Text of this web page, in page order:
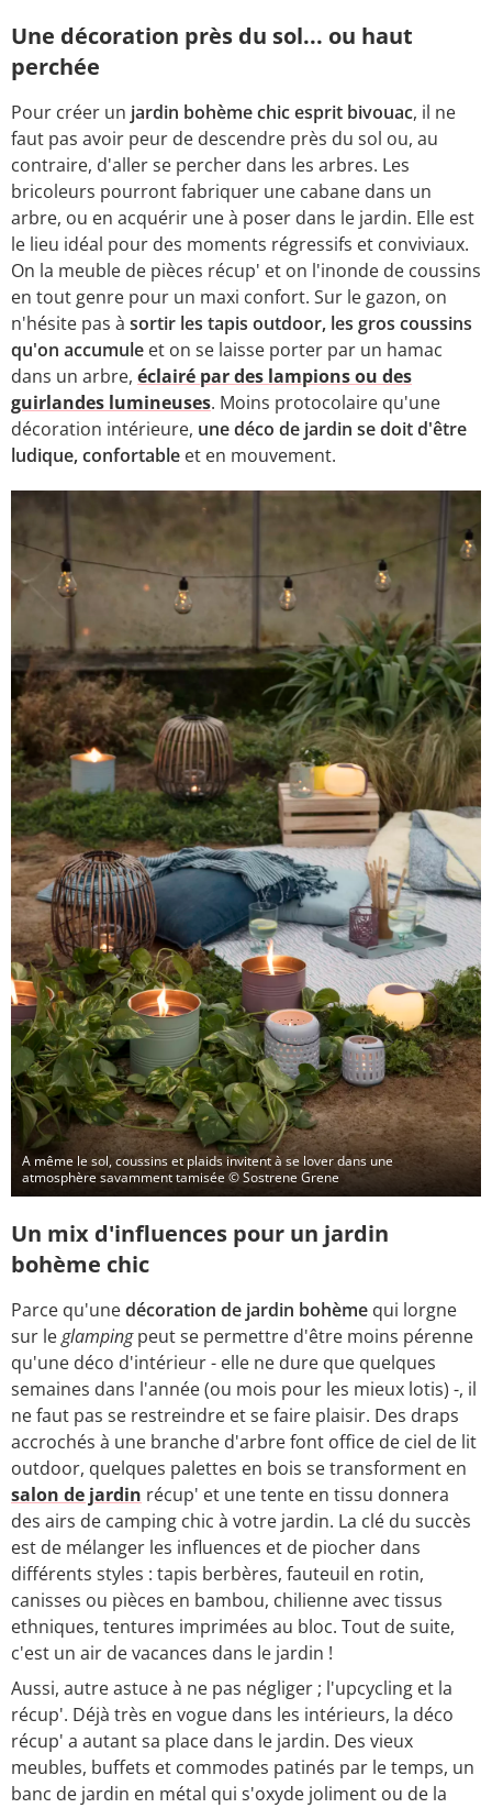
Une décoration près du sol... ou haut
perchée
Pour créer un jardin bohème chic esprit bivouac, il ne
faut pas avoir peur de descendre près du sol ou, au
contraire, d'aller se percher dans les arbres. Les
bricoleurs pourront fabriquer une cabane dans un
arbre, ou en acquérir une à poser dans le jardin. Elle est
le lieu idéal pour des moments régressifs et conviviaux.
On la meuble de pièces récup' et on l'inonde de coussins
en tout genre pour un maxi confort. Sur le gazon, on
n'hésite pas à sortir les tapis outdoor, les gros coussins
qu'on accumule et on se laisse porter par un hamac
dans un arbre, éclairé par des lampions ou des
guirlandes lumineuses. Moins protocolaire qu'une
décoration intérieure, une déco de jardin se doit d'être
ludique, confortable et en mouvement.
A même le sol, coussins et plaids invitent à se lover dans une
atmosphère savamment tamisée© Sostrene Grene
Un mix d'influences pour un jardin
bohème chic
Parce qu'unedécoration de jardin bohème qui lorgne
sur leglampingpeut se permettre d'être moins pérenne
qu'une déco d'intérieur - elle ne dure que quelques
semaines dans l'année (ou mois pour les mieux lotis) -, il
ne faut pas se restreindre et se faire plaisir. Des draps
accrochés à une branche d'arbre font office de ciel de lit
outdoor, quelques palettes en bois se transforment en
salon de jardin récup' et une tente en tissu donnera
des airs de camping chic à votre jardin. La clé du succès
est de mélanger les influences et de piocher dans
différents styles : tapis berbères, fauteuil en rotin,
canisses ou pièces en bambou, chilienne avec tissus
ethniques, tentures imprimées au bloc. Tout de suite,
c'est un air de vacances dans le jardin !
Aussi, autre astuce à ne pas négliger ; l'upcycling et la
récup'. Déjà très en vogue dans les intérieurs, la déco
récup' a autant sa place dans le jardin. Des vieux
meubles, buffets et commodes patinés par le temps, un
banc de jardin en métal qui s'oxyde joliment ou de la